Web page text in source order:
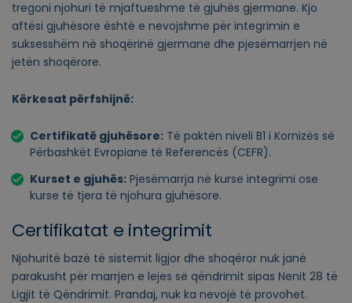
tregoni njohuri të mjaftueshme të gjuhës gjermane. Kjo
aftësi gjuhësore është e nevojshme për integrimin e
suksesshëm në shoqërinë gjermane dhe pjesëmarrjen në
jetën shoqërore.
Kërkesat përfshijnë:
Certifikatë gjuhësore: Të paktën niveli B1 i Kornizës së
Përbashkët Evropiane të Referencës (CEFR).
Kurset e gjuhës: Pjesëmarrja në kurse integrimi ose
kurse të tjera të njohura gjuhësore.
Certifikatat e integrimit
Njohuritë bazë të sistemit ligjor dhe shoqëror nuk janë
parakusht për marrjen e lejes së qëndrimit sipas Nenit 28 të
Ligjit të Qëndrimit. Prandaj, nuk ka nevojë të provohet.